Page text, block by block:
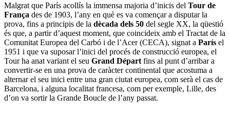
Malgrat que París acollís la immensa majoria d’inicis del Tour de
França des de 1903, l’any en què es va començar a disputar la
prova, fins a principis de la dècada dels 50 del segle XX, la qüestió
és que, a partir d’aquest moment, que coincideix amb el Tractat de la
Comunitat Europea del Carbó i de l’Acer (CECA), signat a París el
1951 i que va suposar l’inici del procés de construcció europea, el
Tour ha anat variant el seu Grand Départ fins al punt d’arribar a
convertir-se en una prova de caràcter continental que acostuma a
alternar el seu inici entre una gran ciutat europea, com serà el cas de
Barcelona, i alguna localitat francesa, com per exemple, Lille, des
d’on va sortir la Grande Boucle de l’any passat.